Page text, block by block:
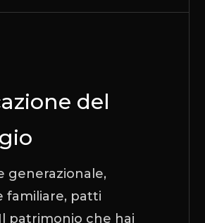
del
generazionale,
familiare, patti
patrimonio che hai